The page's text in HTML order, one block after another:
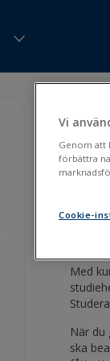
av
Med
När du
ska
Vi
Genom att
förbättra
Cookie-